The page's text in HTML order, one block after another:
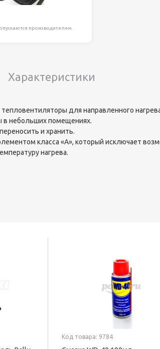
производителем.
Характеристики
для направленного
в небольших помещениях.
и хранить.
класса «А», который исключает
нагрева.
Код товара: 9784